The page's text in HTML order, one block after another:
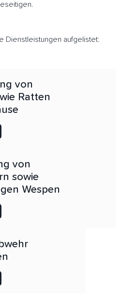
Dienstleistungen aufgelistet:
von
Ratten
von
sowie
Wespen